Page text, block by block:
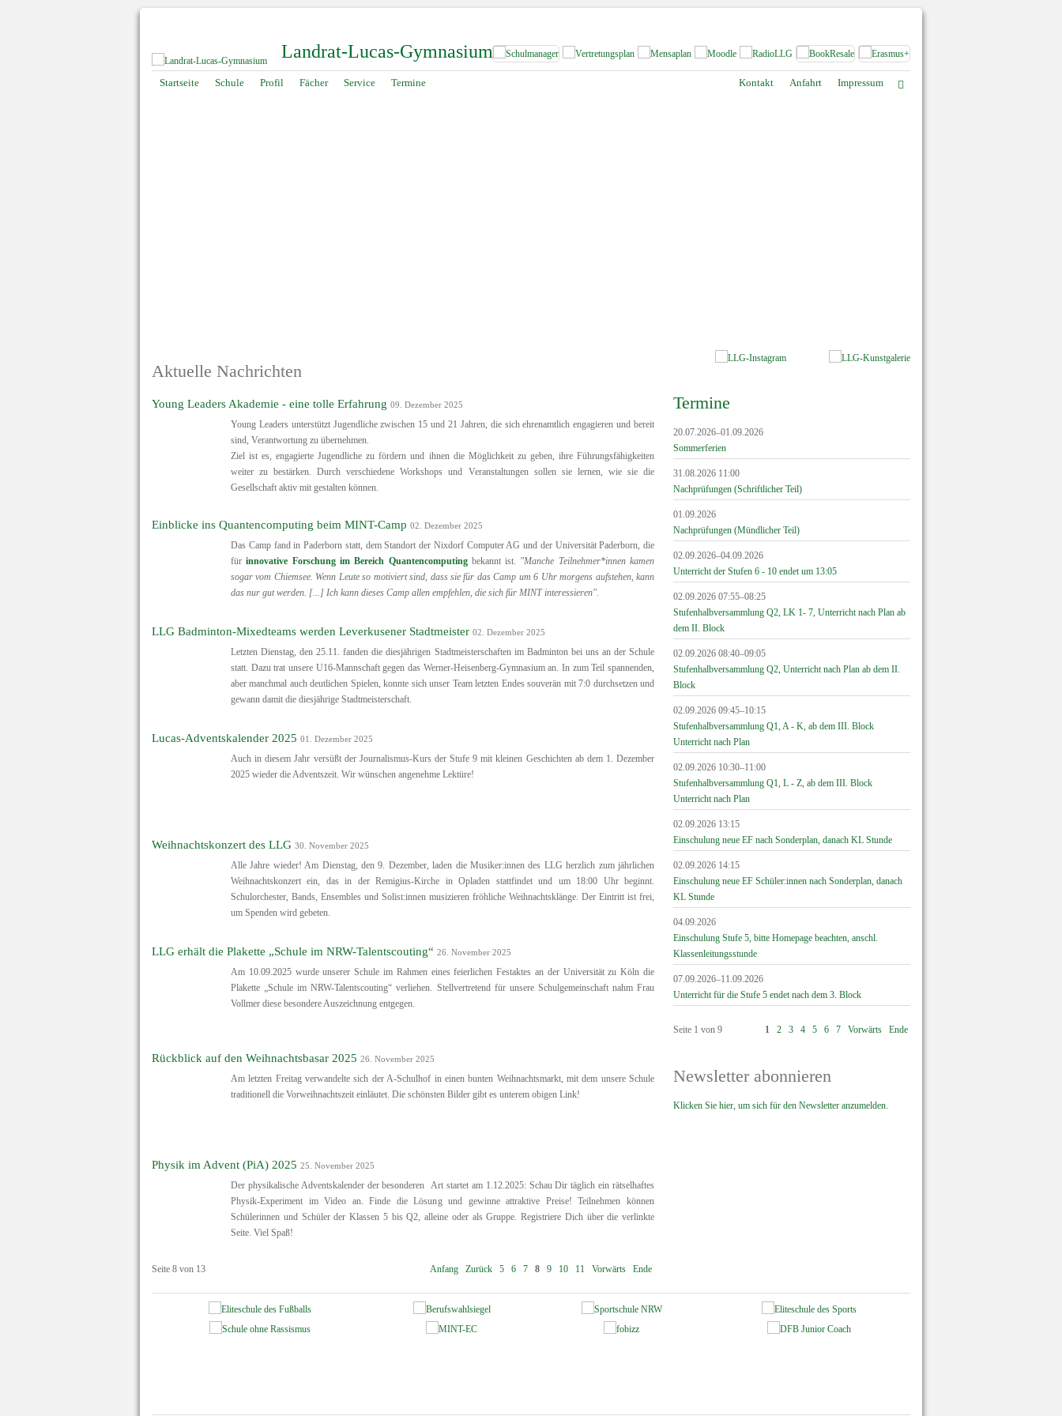
Landrat-Lucas-Gymnasium
Navigation
Startseite Schule Profil Fächer Service Termine Impressum
Anfahrt
Kontakt
Aktuelle Nachrichten
Young Leaders Akademie - eine tolle Erfahrung 09. Dezember 2025
Young Leaders unterstützt Jugendliche zwischen 15 und 21 Jahren, die sich ehrenamtlich engagieren und bereit
sind, Verantwortung zu übernehmen.
Ziel ist es, engagierte Jugendliche zu fördern und ihnen die Möglichkeit zu geben, ihre Führungsfähigkeiten
weiter zu bestärken. Durch verschiedene Workshops und Veranstaltungen sollen sie lernen, wie sie die
Gesellschaft aktiv mit gestalten können.
Einblicke ins Quantencomputing beim MINT-Camp 02. Dezember 2025
Das Camp fand in Paderborn statt, dem Standort der Nixdorf Computer AG und der Universität Paderborn, die
fürinnovative Forschung im Bereich Quantencomputing bekannt ist. "Manche Teilnehmer*innen kamen
sogar vom Chiemsee. Wenn Leute so motiviert sind, dass sie für das Camp um 6 Uhr morgens aufstehen, kann
das nur gut werden. [...] Ich kann dieses Camp allen empfehlen, die sich für MINT interessieren"
LLG Badminton-Mixedteams werden Leverkusener Stadtmeister 02. Dezember 2025
Letzten Dienstag, den 25.11. fanden die diesjährigen Stadtmeisterschaften im Badminton bei uns an der Schule
statt. Dazu trat unsere U16-Mannschaft gegen das Werner-Heisenberg-Gymnasium an. In zum Teil spannenden,
aber manchmal auch deutlichen Spielen, konnte sich unser Team letzten Endes souverän mit 7:0 durchsetzen und
gewann damit die diesjährige Stadtmeisterschaft.
Lucas-Adventskalender 2025 01. Dezember 2025
Auch in diesem Jahr versüßt der Journalismus-Kurs der Stufe 9 mit kleinen Geschichten ab dem 1. Dezember
2025 wieder die Adventszeit. Wir wünschen angenehme Lektüre!
Weihnachtskonzert des LLG 30. November 2025
Alle Jahre wieder! Am Dienstag, den 9. Dezember, laden die Musiker:innen des LLG herzlich zum jährlichen
Weihnachtskonzert ein, das in der Remigius-Kirche in Opladen stattfindet und um 18:00 Uhr beginnt.
Schulorchester, Bands, Ensembles und Solist:innen musizieren fröhliche Weihnachtsklänge. Der Eintritt ist frei,
um Spenden wird gebeten.
LLG erhält die Plakette „Schule im NRW-Talentscouting“ 26. November 2025
Am 10.09.2025 wurde unserer Schule im Rahmen eines feierlichen Festaktes an der Universität zu Köln die
Plakette „Schule im NRW-Talentscouting“ verliehen. Stellvertretend für unsere Schulgemeinschaft nahm Frau
Vollmer diese besondere Auszeichnung entgegen.
Rückblick auf den Weihnachtsbasar 2025 26. November 2025
Am letzten Freitag verwandelte sich der A-Schulhof in einen bunten Weihnachtsmarkt, mit dem unsere Schule
traditionell die Vorweihnachtszeit einläutet. Die schönsten Bilder gibt es unterem obigen Link!
Physik im Advent (PiA) 2025 25. November 2025
Der physikalische Adventskalender der besonderen Art startet am 1.12.2025: Schau Dir täglich ein rätselhaftes
Physik-Experiment im Video an. Finde die Lösung und gewinne attraktive Preise! Teilnehmen können
Schülerinnen und Schüler der Klassen 5 bis Q2, alleine oder als Gruppe. Registriere Dich über die verlinkte
Seite. Viel Spaß!
Seite 8 von 13 Anfang Zurück 5 6 7 8 9 10 11 Vorwärts Ende
Termine
20.07.2026–01.09.2026
Sommerferien
31.08.2026 11:00
Nachprüfungen (Schriftlicher Teil)
01.09.2026
Nachprüfungen (Mündlicher Teil)
02.09.2026–04.09.2026
Unterricht der Stufen 6 - 10 endet um 13:05
02.09.2026 07:55–08:25
Stufenhalbversammlung Q2, LK 1- 7, Unterricht nach Plan ab
dem II. Block
02.09.2026 08:40–09:05
Stufenhalbversammlung Q2, Unterricht nach Plan ab dem II.
Block
02.09.2026 09:45–10:15
Stufenhalbversammlung Q1, A - K, ab dem III. Block
Unterricht nach Plan
02.09.2026 10:30–11:00
Stufenhalbversammlung Q1, L - Z, ab dem III. Block
Unterricht nach Plan
02.09.2026 13:15
Einschulung neue EF nach Sonderplan, danach KL Stunde
02.09.2026 14:15
Einschulung neue EF Schüler:innen nach Sonderplan, danach
KL Stunde
04.09.2026
Einschulung Stufe 5, bitte Homepage beachten, anschl.
Klassenleitungsstunde
07.09.2026–11.09.2026
Unterricht für die Stufe 5 endet nach dem 3. Block
Seite 1 von 9 1 2 3 4 5 6 7 Vorwärts Ende
Newsletter abonnieren
Klicken Sie hier, um sich für den Newsletter anzumelden.